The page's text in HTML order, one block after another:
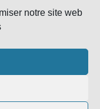
notre site web